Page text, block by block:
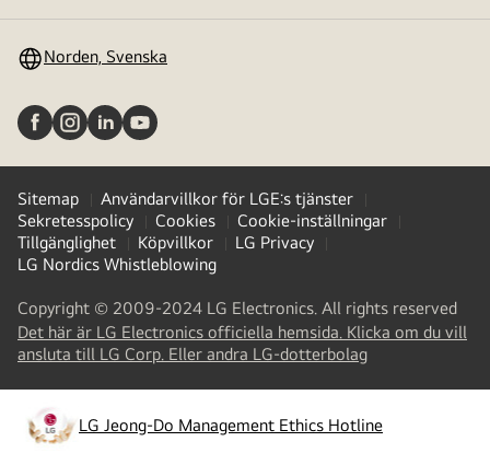
Norden, Svenska
Sitemap
Användarvillkor för LGE:s tjänster
Sekretesspolicy
Cookies
Cookie-inställningar
Tillgänglighet
Köpvillkor
LG Privacy
LG Nordics Whistleblowing
Copyright © 2009-2024 LG Electronics. All rights reserved
Det här är LG Electronics officiella hemsida. Klicka om du vill
ansluta till LG Corp. Eller andra LG-dotterbolag(
a
new
tab
LG Jeong-Do Management Ethics Hotline
opens